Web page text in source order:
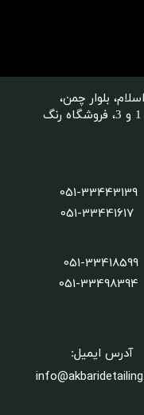
آدرس ایمیل:
051-33443139
051-33441617
بلوار چمن،
انتهای چمن 13، بین شهیدان سلطانی 1 و 3، فروشگاه رنگ
051-33418599
​​​​​​​051-33498394